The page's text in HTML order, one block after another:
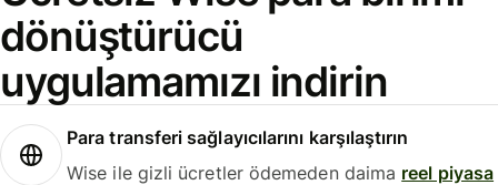
dönüştürücü
uygulamamızı indirin
Para transferi sağlayıcılarını karşılaştırın
Wise ile gizli ücretler ödemeden daima reel piyasa